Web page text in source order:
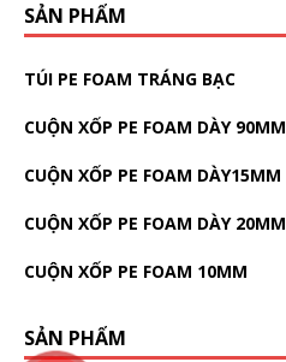
SẢN PHẨM
TÚI PE FOAM TRÁNG BẠC
CUỘN XỐP PE FOAM DÀY 90MM
CUỘN XỐP PE FOAM DÀY15MM
CUỘN XỐP PE FOAM DÀY 20MM
CUỘN XỐP PE FOAM 10MM
SẢN PHẨM